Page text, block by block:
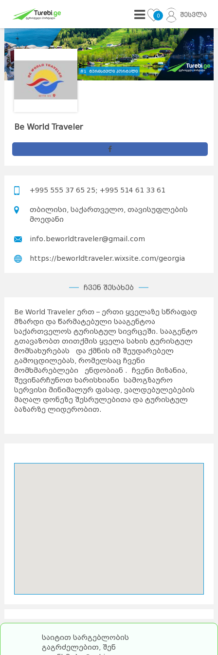
0 შესვლა
Be World Traveler
+995 555 37 65 25; +995 514 61 33 61
თბილისი, საქართველო, თავისუფლების
მოედანი
info.beworldtraveler@gmail.com
https://beworldtraveler.wixsite.com/georgia
ჩვენ შესახებ
Be World Traveler ერთ – ერთი ყველაზე სწრაფად
მზარდი და წარმატებული სააგენტოა
საქართველოს ტურისტულ სივრცეში. სააგენტო
გთავაზობთ თითქმის ყველა სახის ტურისტულ
მომსახურებას და ქმნის იმ შეუდარებელ
გამოცდილებას, რომელსაც ჩვენი
მომხმარებლები ენდობიან . ჩვენი მიზანია,
შევინარჩუნოთ ხარისხიანი სამოგზაურო
სერვისი მინიმალურ ფასად, ვალდებულებების
მაღალ დონეზე შესრულებითა და ტურისტულ
ბაზარზე ლიდერობით.
საიტით სარგებლობის
გაგრძელებით, შენ